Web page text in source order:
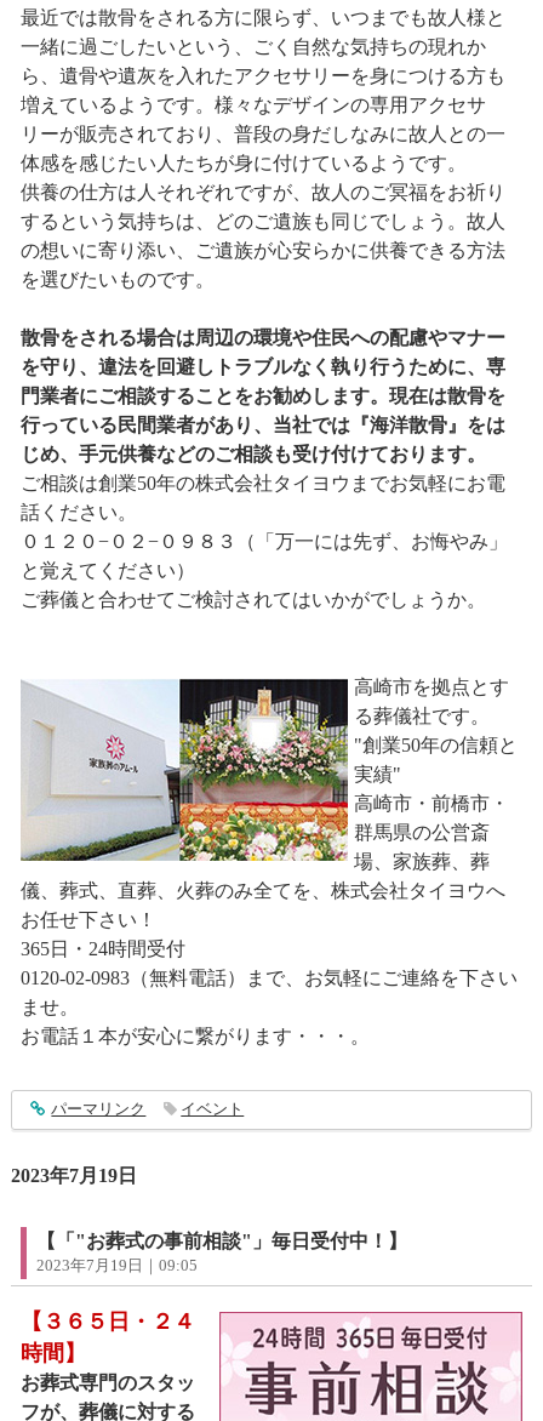
最近では散骨をされる方に限らず、いつまでも故人様と
一緒に過ごしたいという、ごく自然な気持ちの現れか
ら、遺骨や遺灰を入れたアクセサリーを身につける方も
増えているようです。様々なデザインの専用アクセサ
リーが販売されており、普段の身だしなみに故人との一
体感を感じたい人たちが身に付けているようです。
供養の仕方は人それぞれですが、故人のご冥福をお祈り
するという気持ちは、どのご遺族も同じでしょう。故人
の想いに寄り添い、ご遺族が心安らかに供養できる方法
を選びたいものです。
散骨をされる場合は周辺の環境や住民への配慮やマナー
を守り、違法を回避しトラブルなく執り行うために、専
門業者にご相談することをお勧めします。現在は散骨を
行っている民間業者があり、当社では『海洋散骨』をは
じめ、手元供養などのご相談も受け付けております。
ご相談は創業50年の株式会社タイヨウまでお気軽にお電
話ください。
０１２０−０２−０９８３（「万一には先ず、お悔やみ」
と覚えてください）
ご葬儀と合わせてご検討されてはいかがでしょうか。
高崎市を拠点とす
る葬儀社です。
"創業50年の信頼と
実績"
高崎市・前橋市・
群馬県の公営斎
場、家族葬、葬
儀、葬式、直葬、火葬のみ全てを、株式会社タイヨウへ
お任せ下さい！
365日・24時間受付
0120-02-0983（無料電話）まで、お気軽にご連絡を下さい
ませ。
お電話１本が安心に繋がります・・・。
entry4010
パーマリンク イベント
2023年7月19日
【「"お葬式の事前相談"」毎日受付中！】
2023年7月19日｜09:05
【３６５日・２４
時間】
お葬式専門のスタッ
フが、葬儀に対する